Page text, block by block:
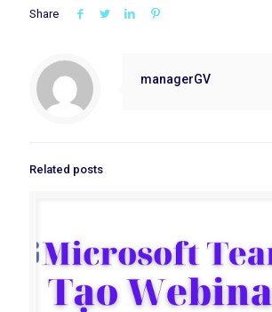
Share
managerGV
Related posts